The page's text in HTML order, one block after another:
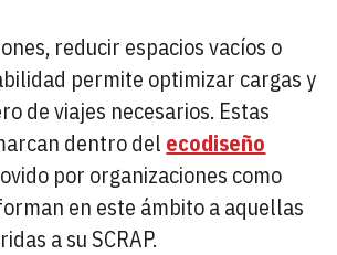
reducir espacios vacíos o
permite optimizar cargas y
de viajes necesarios. Estas
dentro del ecodiseño
por organizaciones como
en este ámbito a aquellas
a su SCRAP.